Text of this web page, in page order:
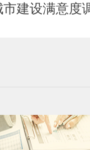
建设满意度